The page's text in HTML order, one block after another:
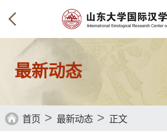
最新动态
首页 > 最新动态 > 正文